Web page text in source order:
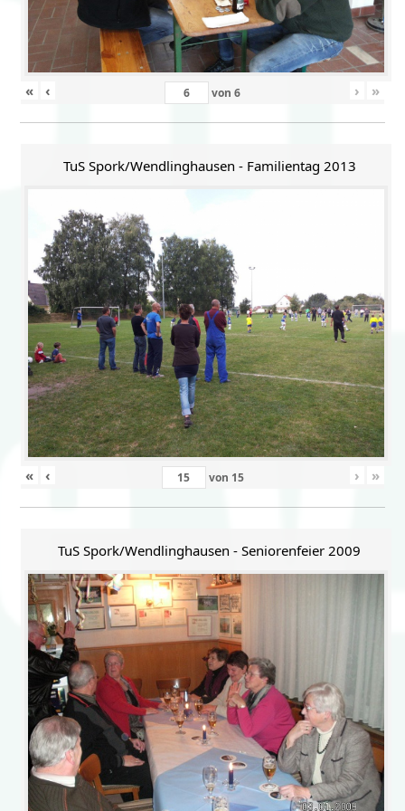
« ‹ von 6 › »
TuS Spork/Wendlinghausen - Familientag 2013
« ‹ von 15 › »
TuS Spork/Wendlinghausen - Seniorenfeier 2009